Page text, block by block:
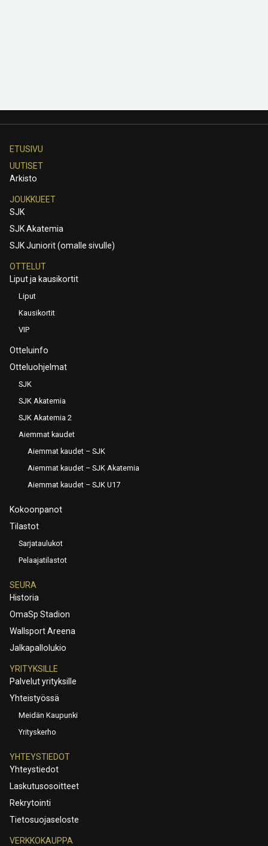
ETUSIVU
UUTISET
Arkisto
JOUKKUEET
SJK
SJK Akatemia
SJK Juniorit (omalle sivulle)
OTTELUT
Liput ja kausikortit
Liput
Kausikortit
VIP
Otteluinfo
Otteluohjelmat
SJK
SJK Akatemia
SJK Akatemia 2
Aiemmat kaudet
Aiemmat kaudet – SJK
Aiemmat kaudet – SJK Akatemia
Aiemmat kaudet – SJK U17
Kokoonpanot
Tilastot
Sarjataulukot
Pelaajatilastot
SEURA
Historia
OmaSp Stadion
Wallsport Areena
Jalkapallolukio
YRITYKSILLE
Palvelut yrityksille
Yhteistyössä
Meidän Kaupunki
Yrityskerho
YHTEYSTIEDOT
Yhteystiedot
Laskutusosoitteet
Rekrytointi
Tietosuojaseloste
VERKKOKAUPPA